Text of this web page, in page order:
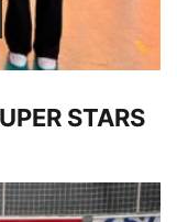
STARS